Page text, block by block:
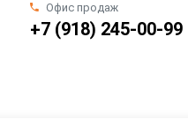
Офис продаж
+7 (918) 245-00-99